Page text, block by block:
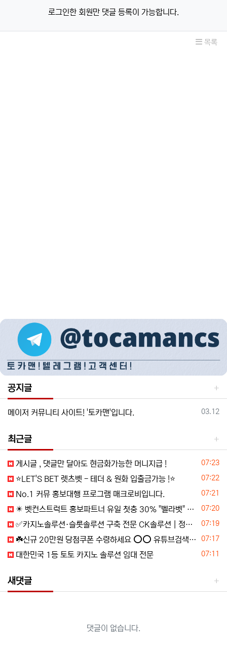
로그인한 회원만 댓글 등록이 가능합니다.
목록
공지글
등록일
03.12
메이저 커뮤니티 사이트! '토카맨'입니다.
최근글
등록일
07:23
️️게시글 , 댓글만 달아도 현금화가능한 머니지급 !
등록일
07:22
⭐️LET'S BET 렛츠벳 - 테더 & 원화 입출금가능 !⭐️
등록일
07:21
️️No.1 커뮤 홍보대행 프️로그램 매크로비입니다.
등록일
07:20
✴️ 벳컨스트럭트 홍보파트너 유일 첫충 30% "벨라벳" 1일환전 무제한 "알파벳" 코인입금가능 "10x10" "텐텐벳" ✴️
등록일
07:19
✅카지노솔루션·슬롯솔루션 구축 전문 CK솔루션 | 정품알·파싱알 연동 및 솔루션 분양의 모든정보✅
등록일
07:17
☘️️신규 20만원 당첨쿠폰 수령하세요 ⭕️⭕️ 유튜브검색 > 수아영상방☘️
등록일
07:11
️대한민국️ 1등 토토 카지노 솔루션 임대 전문
새댓글
댓글이 없습니다.